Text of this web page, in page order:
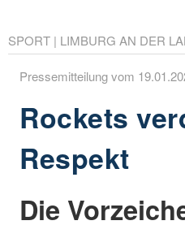
SPORT | LIMBURG AN DER
Pressemitteilung vom
Rockets
Respekt
Die